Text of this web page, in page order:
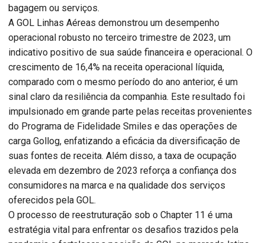
bagagem ou serviços.
A GOL Linhas Aéreas demonstrou um desempenho
operacional robusto no terceiro trimestre de 2023, um
indicativo positivo de sua saúde financeira e operacional. O
crescimento de 16,4% na receita operacional líquida,
comparado com o mesmo período do ano anterior, é um
sinal claro da resiliência da companhia. Este resultado foi
impulsionado em grande parte pelas receitas provenientes
do Programa de Fidelidade Smiles e das operações de
carga Gollog, enfatizando a eficácia da diversificação de
suas fontes de receita. Além disso, a taxa de ocupação
elevada em dezembro de 2023 reforça a confiança dos
consumidores na marca e na qualidade dos serviços
oferecidos pela GOL.
O processo de reestruturação sob o Chapter 11 é uma
estratégia vital para enfrentar os desafios trazidos pela